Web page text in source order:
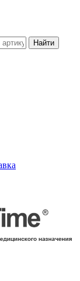
Найти